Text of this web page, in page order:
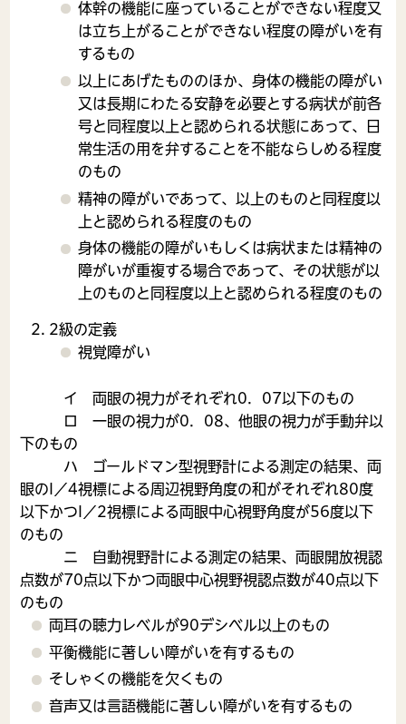
体幹の機能に座っていることができない程度又
は立ち上がることができない程度の障がいを有
するもの
以上にあげたもののほか、身体の機能の障がい
又は長期にわたる安静を必要とする病状が前各
号と同程度以上と認められる状態にあって、日
常生活の用を弁することを不能ならしめる程度
のもの
精神の障がいであって、以上のものと同程度以
上と認められる程度のもの
身体の機能の障がいもしくは病状または精神の
障がいが重複する場合であって、その状態が以
上のものと同程度以上と認められる程度のもの
2級の定義
視覚障がい
イ 両眼の視力がそれぞれ0．07以下のもの
ロ 一眼の視力が0．08、他眼の視力が手動弁以
下のもの
ハ ゴールドマン型視野計による測定の結果、両
眼のI／4視標による周辺視野角度の和がそれぞれ80度
以下かつI／2視標による両眼中心視野角度が56度以下
のもの
ニ 自動視野計による測定の結果、両眼開放視認
点数が70点以下かつ両眼中心視野視認点数が40点以下
のもの
両耳の聴力レベルが90デシベル以上のもの
平衡機能に著しい障がいを有するもの
そしゃくの機能を欠くもの
音声又は言語機能に著しい障がいを有するもの